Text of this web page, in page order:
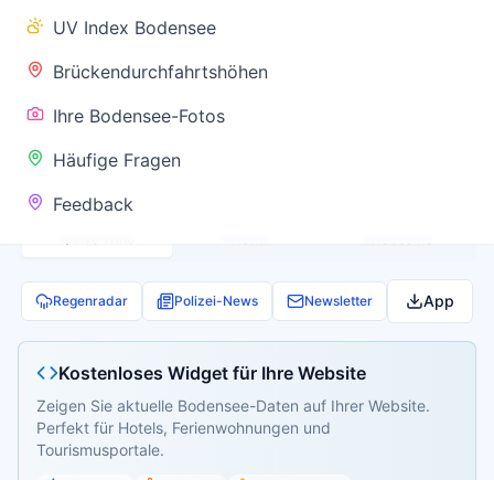
UV Index Bodensee
Brückendurchfahrtshöhen
Ihre Bodensee-Fotos
Häufige Fragen
Feedback
✅ Keine
Warnung
Regenradar Polizei-News Newsletter App
Kostenloses Widget für Ihre Website
Zeigen Sie aktuelle Bodensee-Daten auf Ihrer Website.
Perfekt für Hotels, Ferienwohnungen und
Tourismusportale.